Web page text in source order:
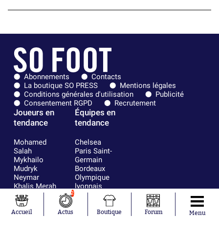
Abonnements
Contacts
La boutique SO PRESS
Mentions légales
Conditions générales d'utilisation
Publicité
Consentement RGPD
Recrutement
Joueurs en
tendance
Mohamed
Salah
Mykhailo
Mudryk
Neymar
Khalis Merah
Loïs Openda
Moussa
Niakhaté
Équipes en
tendance
Chelsea
Paris Saint-
Germain
Bordeaux
Olympique
lyonnais
FIFA
Real Madrid
RC Strasbourg
Accueil
2
Actus Boutique Forum Menu